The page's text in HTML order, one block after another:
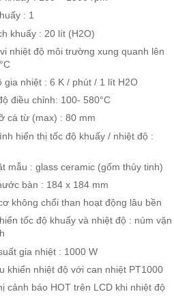
: 1
khuấy : 20 lít (H2O)
nhiệt độ môi trường xung quanh lên
gia nhiệt : 6 K / phút / 1 lít H2O
điều chỉnh: 100- 580°C
cá từ (max) : 80 mm
hiển thị tốc độ khuấy / nhiệt độ :
mẫu : glass ceramic (gốm thủy tinh)
bàn : 184 x 184 mm
không chổi than hoạt động lâu bền
tốc độ khuấy và nhiệt độ : núm vặn
gia nhiệt : 1000 W
khiển nhiệt độ với can nhiệt PT1000
cảnh báo HOT trên LCD khi nhiệt độ